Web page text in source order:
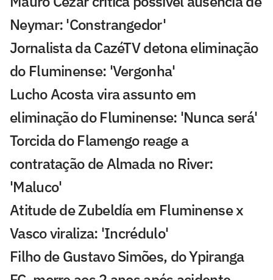
Neymar: 'Constrangedor'
Jornalista da CazéTV detona eliminação
do Fluminense: 'Vergonha'
Lucho Acosta vira assunto em
eliminação do Fluminense: 'Nunca será'
Torcida do Flamengo reage a
contratação de Almada no River:
'Maluco'
Atitude de Zubeldía em Fluminense x
Vasco viraliza: 'Incrédulo'
Filho de Gustavo Simões, do Ypiranga